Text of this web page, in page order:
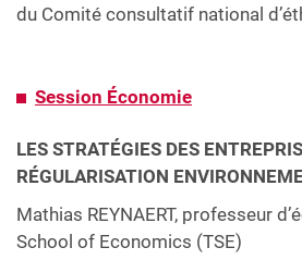
du Comité consultatif national
Session Économie
LES STRATÉGIES DES
RÉGULARISATION
Mathias REYNAERT, professeur
School of Economics (TSE)